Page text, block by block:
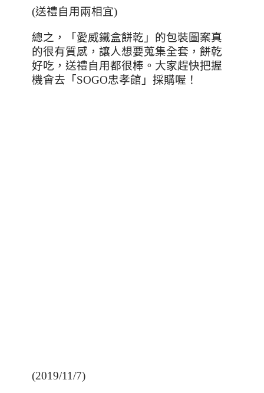
(送禮自用兩相宜)
總之，「愛威鐵盒餅乾」的包裝圖案真
的很有質感，讓人想要蒐集全套，餅乾
好吃，送禮自用都很棒。大家趕快把握
機會去「 SOGO忠孝館」採購喔！
(2019/11/7)